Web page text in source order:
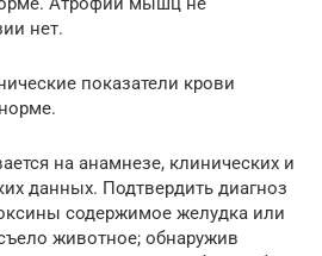
нет.
показатели крови
на анамнезе, клинических и
данных. Подтвердить диагноз
содержимое желудка или
животное; обнаружив